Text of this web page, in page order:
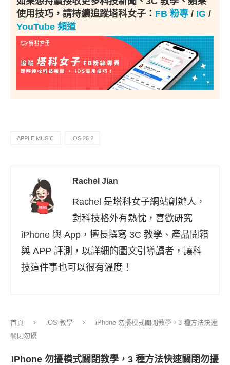
使用技巧，請持續追蹤塔科女子： FB 粉專 / IG /
YouTube 頻道
APPLE MUSIC IOS 26.2
Rachel Jian
Rachel 是塔科女子網站創辦人，
對科技格外有熱忱，喜歡研究
iPhone 與 App，擅長撰寫 3C 教學、產品開箱
與 APP 評測，以詳細的圖文引導讀者，讓科
技這件事也可以很有溫度！
首頁 iOS 教學
iPhone 勿擾模式關閉教學，3 種方法快速
關閉勿擾
iPhone 勿擾模式關閉教學，3 種方法快速關閉勿擾